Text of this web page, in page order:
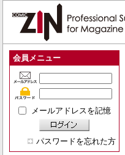
会員メニュー
メールアドレスを記憶
パスワードを忘れた方